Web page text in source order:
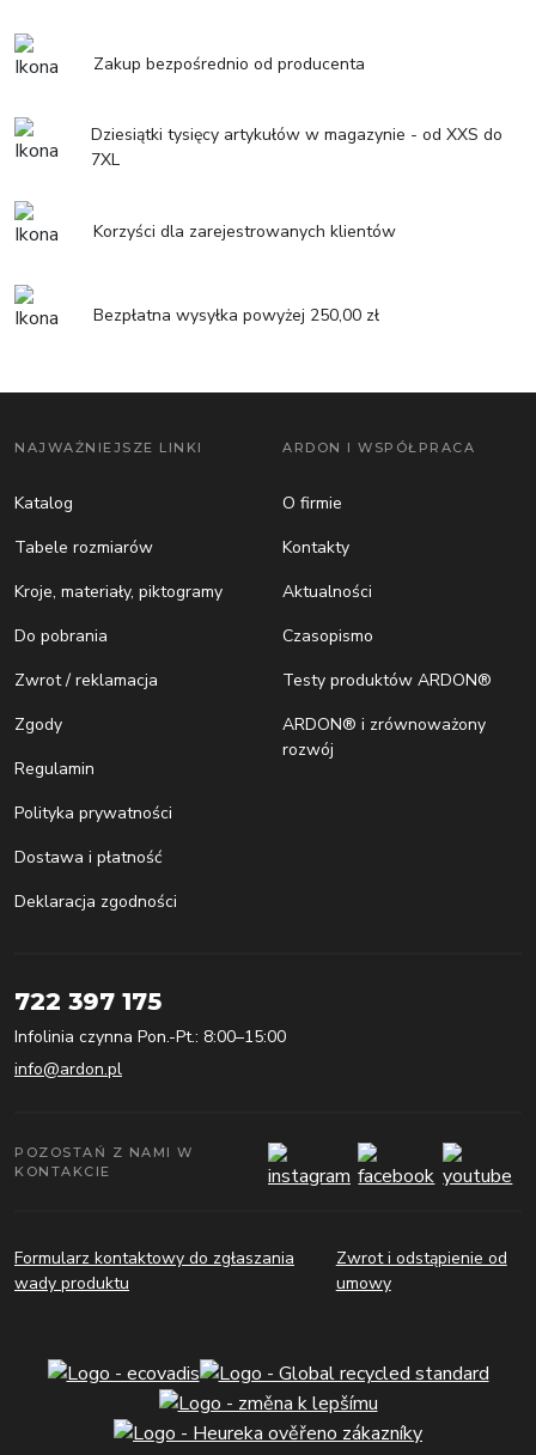
Zakup bezpośrednio od producenta
Dziesiątki tysięcy artykułów w magazynie - od XXS do
7XL
Korzyści dla zarejestrowanych klientów
Bezpłatna wysyłka powyżej 250,00 zł
NAJWAŻNIEJSZE LINKI
Katalog
Tabele rozmiarów
Kroje, materiały, piktogramy
Do pobrania
Zwrot / reklamacja
Zgody
Regulamin
Polityka prywatności
Dostawa i płatność
Deklaracja zgodności
ARDON I WSPÓŁPRACA
O firmie
Kontakty
Aktualności
Czasopismo
Testy produktów ARDON®
ARDON® i zrównoważony
rozwój
722 397 175
Infolinia czynna Pon.-Pt.: 8:00–15:00
info@ardon.pl
POZOSTAŃ Z NAMI W
KONTAKCIE
Formularz kontaktowy do zgłaszania
wady produktu
Zwrot i odstąpienie od
umowy